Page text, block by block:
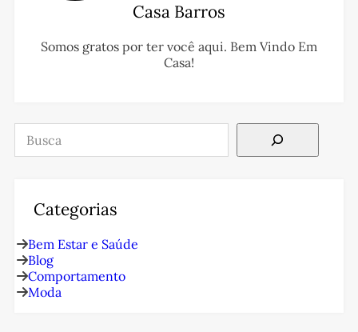
Casa Barros
Somos gratos por ter você aqui. Bem Vindo Em
Casa!
Pesquisar
Categorias
Bem Estar e Saúde
Blog
Comportamento
Moda